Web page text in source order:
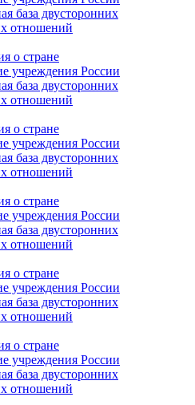
база двусторонних
отношений
о стране
учреждения России
база двусторонних
отношений
о стране
учреждения России
база двусторонних
отношений
о стране
учреждения России
база двусторонних
отношений
о стране
учреждения России
база двусторонних
отношений
о стране
учреждения России
база двусторонних
отношений